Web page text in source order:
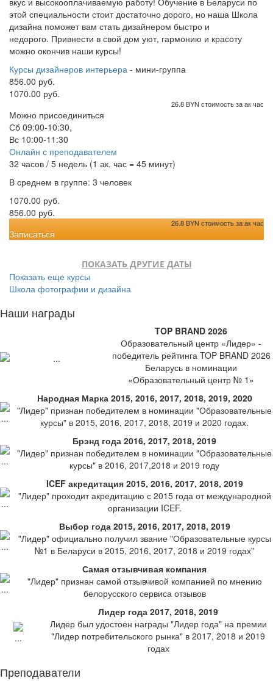
этой специальности стоит достаточно дорого, но наша Школа
дизайна поможет вам стать дизайнером быстро и
недорого. Привнести в свой дом уют, гармонию и красоту
можно окончив наши курсы!
Курсы дизайнеров интерьера - мини-группа
856.00 руб.
1070.00 руб.
26.8 BYN стоимость за ак час
Можно присоединиться
Сб 09:00-10:30,
Вс 10:00-11:30
Онлайн с преподавателем
32 часов / 5 недель (1 ак. час = 45 минут)
В среднем в группе: 3 человек
1070.00 руб.
856.00 руб.
26.8 BYN стоимость за ак час
Записаться
ПОКАЗАТЬ ДРУГИЕ ДАТЫ
Показать еще курсы
Школа фотографии и дизайна
Наши награды
TOP BRAND 2026
Образовательный центр «Лидер» -
победитель рейтинга TOP BRAND 2026
Беларусь в номинации
«Образовательный центр № 1»
Народная Марка 2015, 2016, 2017, 2018, 2019, 2020
"Лидер" признан победителем в номинации "Образовательные
курсы" в 2015, 2016, 2017, 2018, 2019 и 2020 годах.
Брэнд года 2016, 2017, 2018, 2019
"Лидер" признан победителем в номинации "Образовательные
курсы" в 2016, 2017,2018 и 2019 году
ICEF акредитация 2015, 2016, 2017, 2018, 2019
"Лидер" проходит акредитацию с 2015 года от международной
организации ICEF.
Выбор года 2015, 2016, 2017, 2018, 2019
"Лидер" официально получил звание "Образовательные курсы
№1 в Беларуси в 2015, 2016, 2017, 2018 и 2019 годах"
Самая отзывчивая компания
"Лидер" признан самой отзывчивой компанией по мнению
белорусского сервиса отзывов
Лидер года 2017, 2018, 2019
Лидер был удостоен награды "Лидер года" на премии
"Лидер потребительского рынка" в 2017, 2018 и 2019
годах
Преподаватели